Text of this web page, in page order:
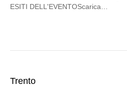
ESITI DELL'EVENTOScarica…
Trento